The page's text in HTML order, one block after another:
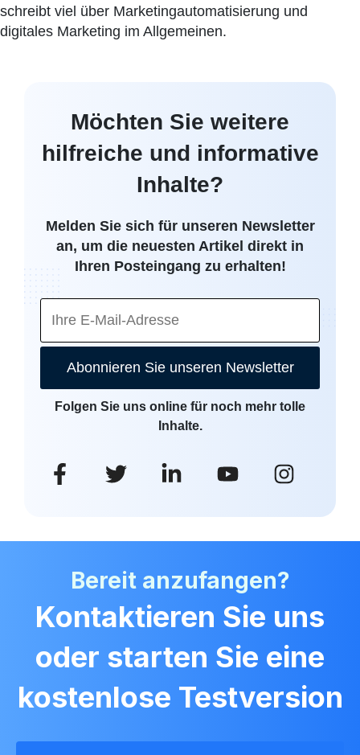
schreibt viel über Marketingautomatisierung und
digitales Marketing im Allgemeinen.
Möchten Sie weitere
hilfreiche und informative
Inhalte?
Melden Sie sich für unseren Newsletter
an, um die neuesten Artikel direkt in
Ihren Posteingang zu erhalten!
Abonnieren Sie unseren Newsletter
Folgen Sie uns online für noch mehr tolle
Inhalte.
Bereit anzufangen?
Kontaktieren Sie uns
oder starten Sie eine
kostenlose Testversion